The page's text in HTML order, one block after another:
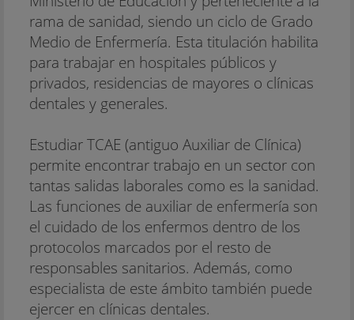
rama de sanidad, siendo un ciclo de Grado
Medio de Enfermería. Esta titulación habilita
para trabajar en hospitales públicos y
privados, residencias de mayores o clínicas
dentales y generales.
Estudiar TCAE (antiguo Auxiliar de Clínica)
permite encontrar trabajo en un sector con
tantas salidas laborales como es la sanidad.
Las funciones de auxiliar de enfermería son
el cuidado de los enfermos dentro de los
protocolos marcados por el resto de
responsables sanitarios. Además, como
especialista de este ámbito también puede
ejercer en clínicas dentales.